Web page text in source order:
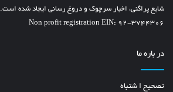
شایع پراگنی، اخبار سرچوک و دروغ رسانی ایجاد شده است.
Non profit registration EIN: 92-3744306
در باره ما
تصحیح ا شتباه